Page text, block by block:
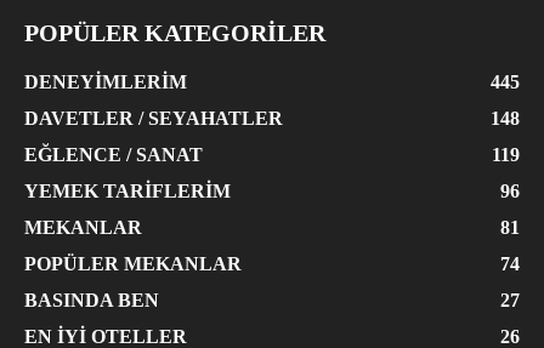
POPÜLER KATEGORİLER
DENEYIMLERIM
445
DAVETLER / SEYAHATLER
148
EĞLENCE / SANAT
119
YEMEK TARIFLERIM
96
MEKANLAR
81
POPÜLER MEKANLAR
74
BASINDA BEN
27
EN İYI OTELLER
26